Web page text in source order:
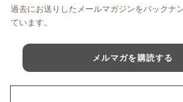
過去にお送りしたメールマガジンをバックナ
ています。
メルマガを購読する